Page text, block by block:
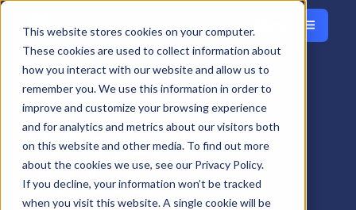
This website stores cookies on your computer.
These cookies are used to collect information about
how you interact with our website and allow us to
remember you. We use this information in order to
improve and customize your browsing experience
and for analytics and metrics about our visitors both
on this website and other media. To find out more
about the cookies we use, see our Privacy Policy.
If you decline, your information won’t be tracked
when you visit this website. A single cookie will be
Accueil Solutions Secteur Velixo pour la distribution
Velixo pour la
distribution